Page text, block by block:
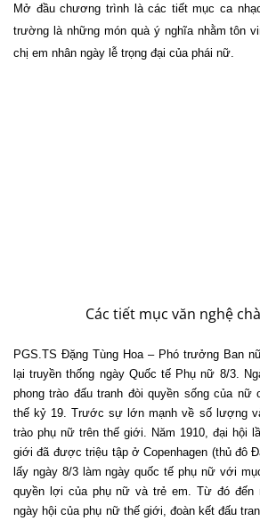
Mở đầu chương trình là các tiết mục ca
trường là những món quà ý nghĩa nhằm tôn
chị em nhân ngày lễ trọng đại của phái nữ.
Các tiết mục văn nghệ
PGS.TS Đặng Tùng Hoa – Phó trưởng Ban
lại truyền thống ngày Quốc tế Phụ nữ 8/3.
phong trào đấu tranh đòi quyền sống của nữ
thế kỷ 19. Trước sự lớn mạnh về số lượng
trào phụ nữ trên thế giới. Năm 1910, đại hội
giới đã được triệu tập ở Copenhagen (thủ đô
lấy ngày 8/3 làm ngày quốc tế phụ nữ với
quyền lợi của phụ nữ và trẻ em. Từ đó đến
ngày hội của phụ nữ thế giới, đoàn kết đấu